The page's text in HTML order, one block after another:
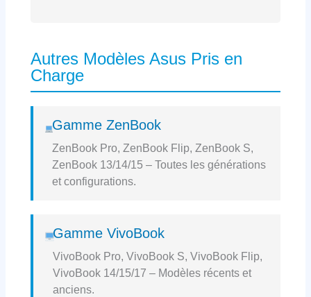
Autres Modèles Asus Pris en
Charge
Gamme ZenBook
ZenBook Pro, ZenBook Flip, ZenBook S,
ZenBook 13/14/15 – Toutes les générations
et configurations.
Gamme VivoBook
VivoBook Pro, VivoBook S, VivoBook Flip,
VivoBook 14/15/17 – Modèles récents et
anciens.